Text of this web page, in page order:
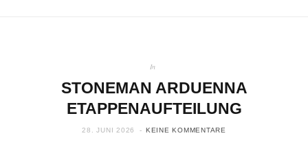
In
STONEMAN ARDUENNA
ETAPPENAUFTEILUNG
28. JUNI 2026 KEINE KOMMENTARE